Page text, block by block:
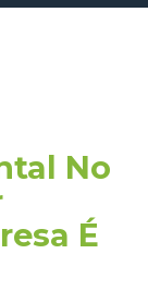
No
É